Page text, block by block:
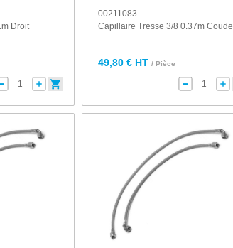
Droit
00211083
Capillaire Tresse 3/8 0.37m Coude
49,80 € HT / Pièce